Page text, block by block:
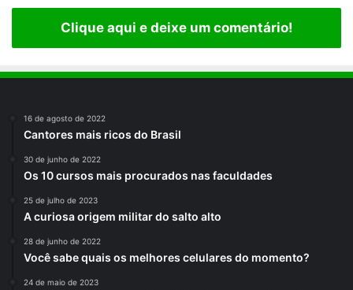
Clique aqui e deixe um comentário!
16 de agosto de 2022
Cantores mais ricos do Brasil
30 de junho de 2022
Os 10 cursos mais procurados nas faculdades
25 de julho de 2023
A curiosa origem militar do salto alto
28 de junho de 2022
Você sabe quais os melhores celulares do momento?
24 de maio de 2023